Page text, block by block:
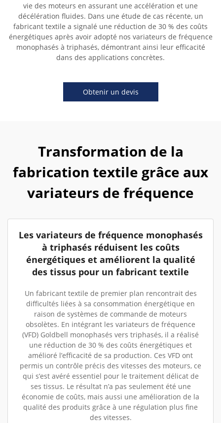
vie des moteurs en assurant une accélération et une
décélération fluides. Dans une étude de cas récente, un
fabricant textile a signalé une réduction de 30 % des coûts
énergétiques après avoir adopté nos variateurs de fréquence
monophasés à triphasés, démontrant ainsi leur efficacité
dans des applications concrètes.
Obtenir un devis
Transformation de la
fabrication textile grâce aux
variateurs de fréquence
Les variateurs de fréquence monophasés
à triphasés réduisent les coûts
énergétiques et améliorent la qualité
des tissus pour un fabricant textile
Un fabricant textile de premier plan rencontrait des
difficultés liées à sa consommation énergétique en
raison de systèmes de commande de moteurs
obsolètes. En intégrant les variateurs de fréquence
(VFD) Goldbell monophasés vers triphasés, il a réalisé
une réduction de 30 % des coûts énergétiques et
amélioré l’efficacité de sa production. Ces VFD ont
permis un contrôle précis des vitesses des moteurs, ce
qui s’est avéré essentiel pour le traitement délicat de
ses tissus. Le résultat n’a pas seulement été une
économie de coûts, mais aussi une amélioration de la
qualité des produits grâce à une régulation plus fine
des vitesses.